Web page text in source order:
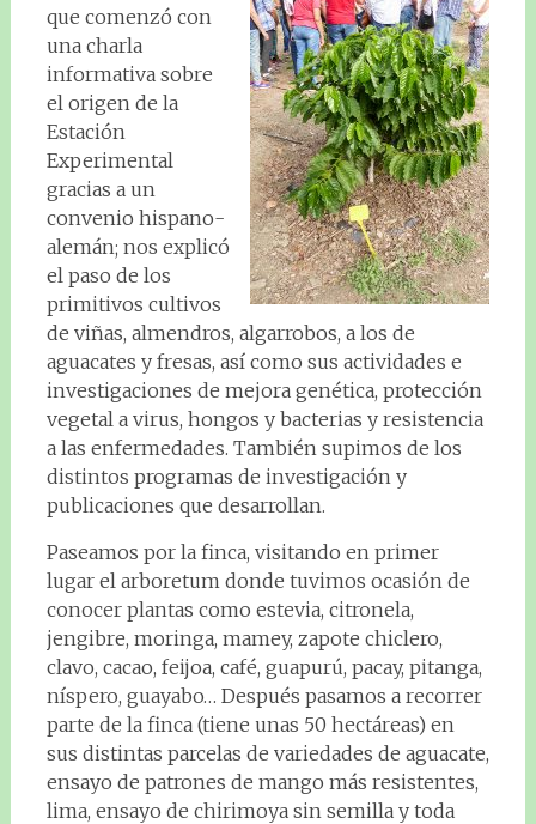
que comenzó con
una charla
informativa sobre
el origen de la
Estación
Experimental
gracias a un
convenio hispano-
alemán; nos explicó
el paso de los
primitivos cultivos
de viñas, almendros, algarrobos, a los de
aguacates y fresas, así como sus actividades e
investigaciones de mejora genética, protección
vegetal a virus, hongos y bacterias y resistencia
a las enfermedades. También supimos de los
distintos programas de investigación y
publicaciones que desarrollan.
Paseamos por la finca, visitando en primer
lugar el arboretum donde tuvimos ocasión de
conocer plantas como estevia, citronela,
jengibre, moringa, mamey, zapote chiclero,
clavo, cacao, feijoa, café, guapurú, pacay, pitanga,
níspero, guayabo… Después pasamos a recorrer
parte de la finca (tiene unas 50 hectáreas) en
sus distintas parcelas de variedades de aguacate,
ensayo de patrones de mango más resistentes,
lima, ensayo de chirimoya sin semilla y toda